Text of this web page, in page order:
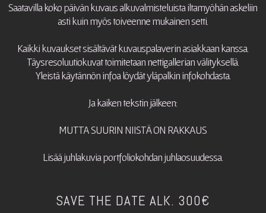
Saatavilla koko päivän kuvaus alkuvalmisteluista iltamyöhän askeliin
asti kuin myös toiveenne mukainen setti.
Kaikki kuvaukset sisältävät kuvauspalaverin asiakkaan kanssa.
Täysresoluutiokuvat toimitetaan nettigallerian välityksellä.
Yleistä käytännön infoa löydät yläpalkin infokohdasta.
Ja kaiken tekstin jälkeen:
MUTTA SUURIN NIISTÄ ON RAKKAUS
Lisää juhlakuvia portfoliokohdan juhlaosuudessa.
SAVE THE DATE ALK. 300€